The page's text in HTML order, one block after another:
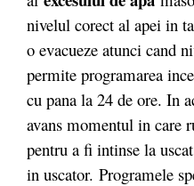
nivelul corect al apei in
o evacueze atunci cand
permite programarea
cu pana la 24 de ore. In
avans momentul in care
pentru a fi intinse la
in uscator. Programele